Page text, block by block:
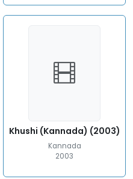
Khushi (Kannada) (2003)
Kannada
2003